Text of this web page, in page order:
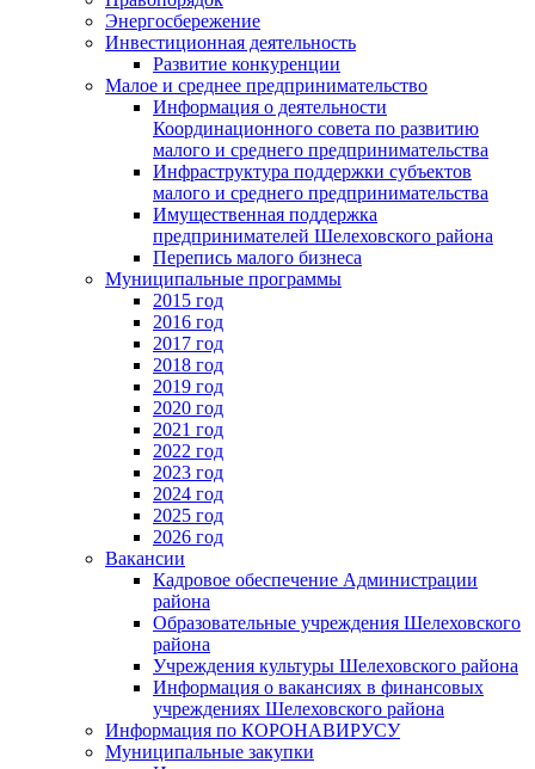
Энергосбережение
Инвестиционная деятельность
Развитие конкуренции
Малое и среднее предпринимательство
Информация о деятельности
Координационного совета по развитию
малого и среднего предпринимательства
Инфраструктура поддержки субъектов
малого и среднего предпринимательства
Имущественная поддержка
предпринимателей Шелеховского района
Перепись малого бизнеса
Муниципальные программы
2015 год
2016 год
2017 год
2018 год
2019 год
2020 год
2021 год
2022 год
2023 год
2024 год
2025 год
2026 год
Вакансии
Кадровое обеспечение Администрации
района
Образовательные учреждения Шелеховского
района
Учреждения культуры Шелеховского района
Информация о вакансиях в финансовых
учреждениях Шелеховского района
Информация по КОРОНАВИРУСУ
Муниципальные закупки